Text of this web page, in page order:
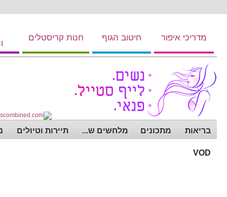
מדריכי איפור חיטוב הגוף חנות קריסטלים
בריאות מתכונים מלחשים ש... תיירות וטיולים
VOD